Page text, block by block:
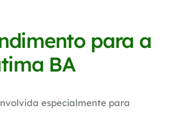
para a
BA
especialmente para